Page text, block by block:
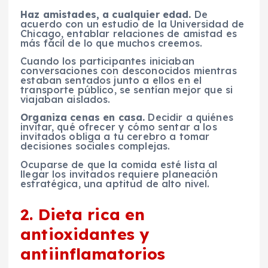
Haz amistades, a cualquier edad. De
acuerdo con un estudio de la Universidad de
Chicago, entablar relaciones de amistad es
más fácil de lo que muchos creemos.
Cuando los participantes iniciaban
conversaciones con desconocidos mientras
estaban sentados junto a ellos en el
transporte público, se sentían mejor que si
viajaban aislados.
Organiza cenas en casa. Decidir a quiénes
invitar, qué ofrecer y cómo sentar a los
invitados obliga a tu cerebro a tomar
decisiones sociales complejas.
Ocuparse de que la comida esté lista al
llegar los invitados requiere planeación
estratégica, una aptitud de alto nivel.
2. Dieta rica en
antioxidantes y
antiinflamatorios